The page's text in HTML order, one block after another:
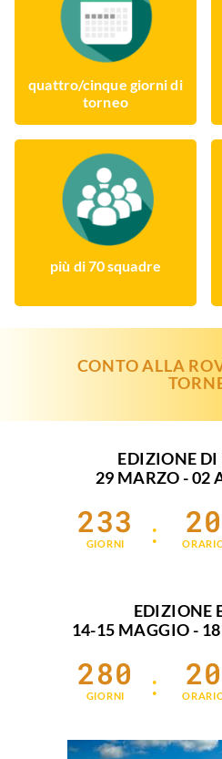
quattro/cinque giorni di
torneo
più di 70 squadre
CONTO ALLA
EDIZIONE DI
29 MARZO - 02
233
GIORNI : 20
EDIZIONE
14-15 MAGGIO -
280
GIORNI : 20